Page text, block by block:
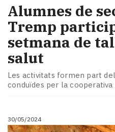
Alumnes de
Tremp
setmana de
salut
Les activitats formen part
conduïdes per la cooperativa
30/05/2024